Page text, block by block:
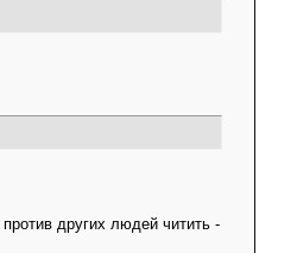
других людей читить -